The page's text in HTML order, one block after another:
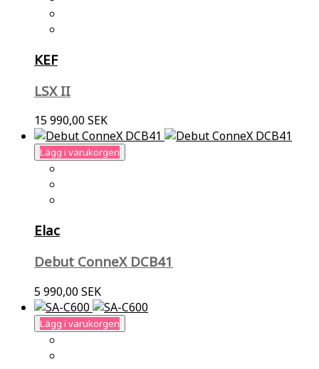
KEF
LSX II
15 990,00 SEK
Lägg i varukorgen
Elac
Debut ConneX DCB41
5 990,00 SEK
Lägg i varukorgen